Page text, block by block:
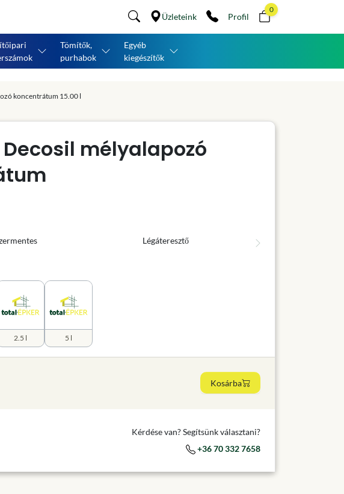
Üzleteink Profil
0
Tömítők,
purhabok
Egyéb
kiegészítők
koncentrátum 15.00 l
mélyalapozó
Légáteresztő
2.5 l 5 l
Kosárba
Kérdése van? Segítsünk választani?
+36 70 332 7658